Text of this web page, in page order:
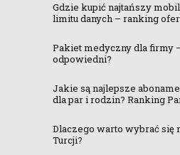
Gdzie kupić najtańszy
limitu danych – ranking
Pakiet medyczny dla firmy
odpowiedni?
Jakie są najlepsze
dla par i rodzin? Ranking
Dlaczego warto wybrać się
Turcji?